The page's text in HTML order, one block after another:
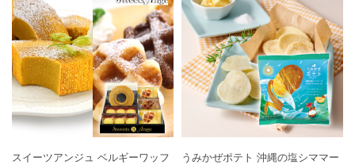
スイーツアンジュ ベルギーワッフ
うみかぜポテト 沖縄の塩シママー